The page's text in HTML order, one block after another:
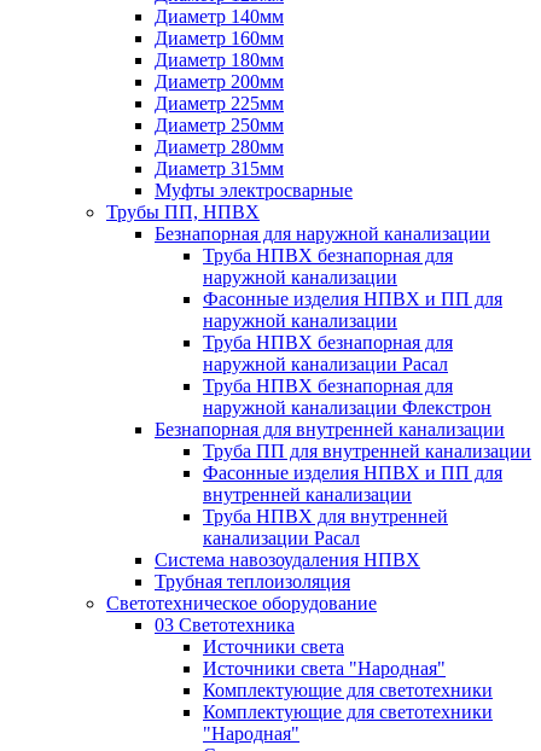
Диаметр 140мм
Диаметр 160мм
Диаметр 180мм
Диаметр 200мм
Диаметр 225мм
Диаметр 250мм
Диаметр 280мм
Диаметр 315мм
Муфты электросварные
Трубы ПП, НПВХ
Безнапорная для наружной канализации
Труба НПВХ безнапорная для
наружной канализации
Фасонные изделия НПВХ и ПП для
наружной канализации
Труба НПВХ безнапорная для
наружной канализации Расал
Труба НПВХ безнапорная для
наружной канализации Флекстрон
Безнапорная для внутренней канализации
Труба ПП для внутренней канализации
Фасонные изделия НПВХ и ПП для
внутренней канализации
Труба НПВХ для внутренней
канализации Расал
Система навозоудаления НПВХ
Трубная теплоизоляция
Светотехническое оборудование
03 Светотехника
Источники света
Источники света "Народная"
Комплектующие для светотехники
Комплектующие для светотехники
"Народная"